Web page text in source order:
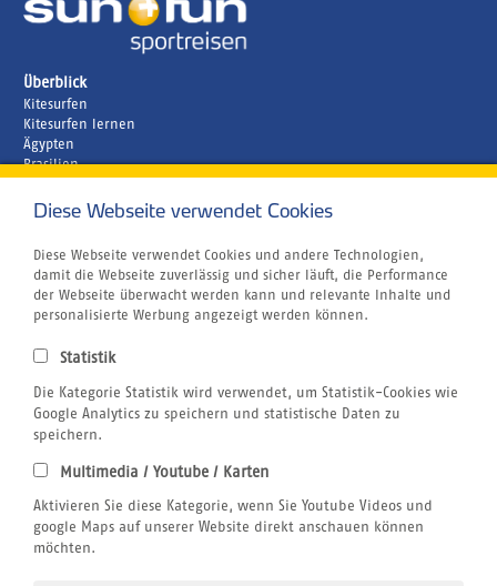
Überblick
Kitesurfen
Kitesurfen lernen
Ägypten
Brasilien
Kapverden
Unternehmen
Rund um´s Buchen
Reiseversicherung
Gutschein
Centrum für Reisemedizin
Windsurfen
Wingfoilen
Bildnachweis
Airline Blacklist
Rechtliches
AGB
Datenschutz
Diese Webseite verwendet Cookies
Diese Webseite verwendet Cookies und andere Technologien,
damit die Webseite zuverlässig und sicher läuft, die Performance
der Webseite überwacht werden kann und relevante Inhalte und
personalisierte Werbung angezeigt werden können.
Statistik
Die Kategorie Statistik wird verwendet, um Statistik-Cookies wie
Google Analytics zu speichern und statistische Daten zu
speichern.
Multimedia / Youtube / Karten
Aktivieren Sie diese Kategorie, wenn Sie Youtube Videos und
google Maps auf unserer Website direkt anschauen können
möchten.